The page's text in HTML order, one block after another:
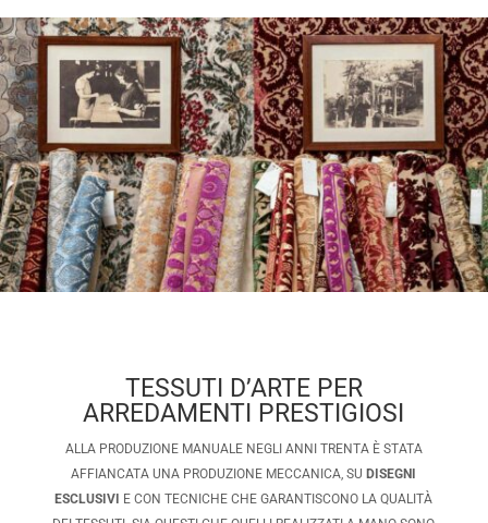
TESSUTI D’ARTE PER
ARREDAMENTI PRESTIGIOSI
ALLA PRODUZIONE MANUALE NEGLI ANNI TRENTA È STATA
AFFIANCATA UNA PRODUZIONE MECCANICA, SU DISEGNI
ESCLUSIVI
E CON TECNICHE CHE GARANTISCONO LA QUALITÀ